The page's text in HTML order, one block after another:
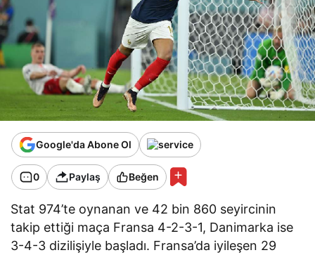
Google'da Abone Ol
0 Paylaş Beğen
Stat 974’te oynanan ve 42 bin 860 seyircinin
takip ettiği maça Fransa 4-2-3-1, Danimarka ise
3-4-3 dizilişiyle başladı. Fransa’da iyileşen 29